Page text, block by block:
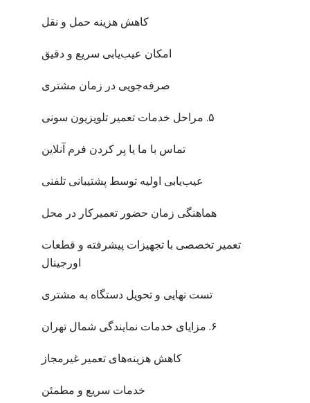
کاهش هزینه حمل و نقل
امکان عیب‌یابی سریع و دقیق
صرفه‌جویی در زمان مشتری
۵. مراحل خدمات تعمیر تلویزیون سونی
تماس با ما یا پر کردن فرم آنلاین
عیب‌یابی اولیه توسط پشتیبانی تلفنی
هماهنگی زمان حضور تعمیرکار در محل
تعمیر تخصصی با تجهیزات پیشرفته و قطعات
اورجینال
تست نهایی و تحویل دستگاه به مشتری
۶. مزایای خدمات نمایندگی شمال تهران
کاهش هزینه‌های تعمیر غیرمجاز
خدمات سریع و مطمئن